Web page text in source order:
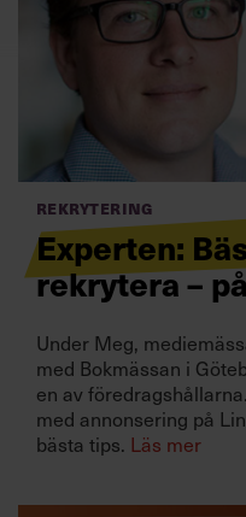
Villkor och policy för
Sök
efter:
Rekrytering
Experten:
rekrytera –
Under Meg,
med Bokmässan i
en av
med annonsering på
bästa tips. Läs mer